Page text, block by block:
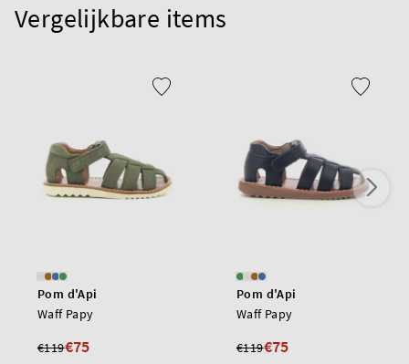
Vergelijkbare items
Pom d'Api
Waff Papy
€119€75
Pom d'Api
Waff Papy
€119€75